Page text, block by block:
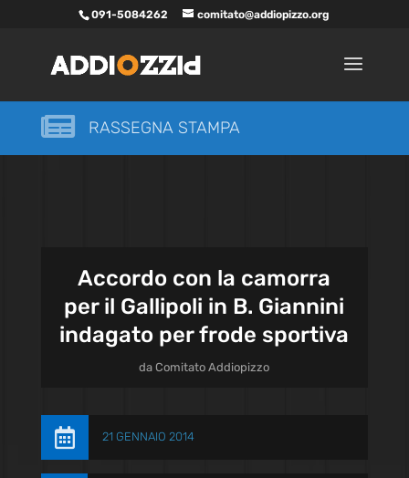
091-5084262 comitato@addiopizzo.org
 RASSEGNA STAMPA
Accordo con la camorra
per il Gallipoli in B. Giannini
indagato per frode sportiva
daComitato Addiopizzo
 21 GENNAIO 2014